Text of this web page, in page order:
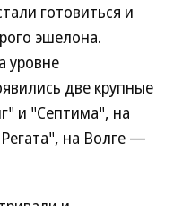
готовиться и
эшелона.
уровне
две крупные
и "Септима", на
на Волге —